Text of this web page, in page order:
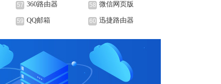
57 360路由器 58 微信网页版
59 QQ邮箱 60 迅捷路由器